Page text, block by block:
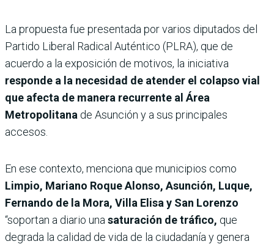
La propuesta fue presentada por varios diputados del
Partido Liberal Radical Auténtico (PLRA), que de
acuerdo a la exposición de motivos, la iniciativa
responde a la necesidad de atender el colapso vial
que afecta de manera recurrente al Área
Metropolitana de Asunción y a sus principales
accesos.
En ese contexto, menciona que municipios como
Limpio, Mariano Roque Alonso, Asunción, Luque,
Fernando de la Mora, Villa Elisa y San Lorenzo
“soportan a diario una saturación de tráfico, que
degrada la calidad de vida de la ciudadanía y genera